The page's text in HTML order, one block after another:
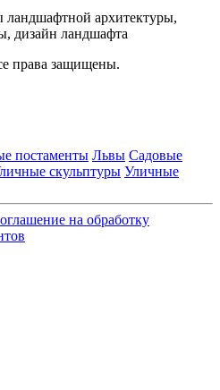
архитектуры,
дизайн ландшафта
права защищены.
постаменты Львы Садовые
скульптуры Уличные
на обработку